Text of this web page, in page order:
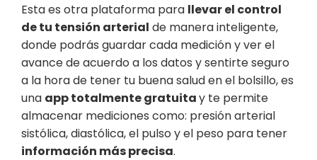
Esta es otra plataforma para llevar el control
de tu tensión arterial de manera inteligente,
donde podrás guardar cada medición y ver el
avance de acuerdo a los datos y sentirte seguro
a la hora de tener tu buena salud en el bolsillo, es
una app totalmente gratuitay te permite
almacenar mediciones como: presión arterial
sistólica, diastólica, el pulso y el peso para tener
información más precisa.